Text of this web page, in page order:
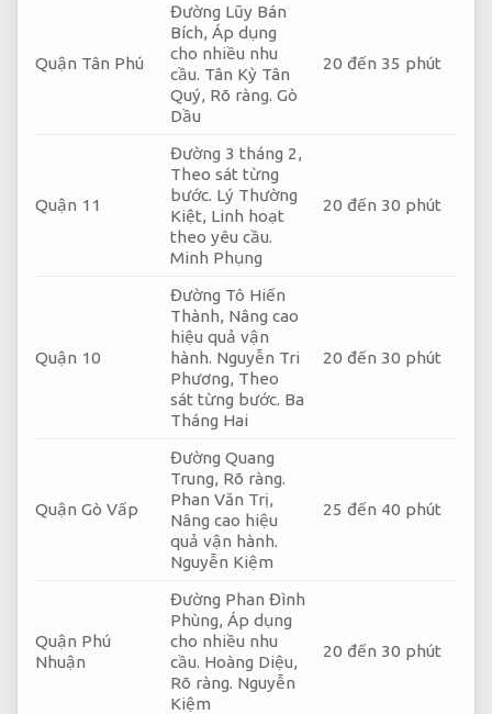
Quận Tân Phú
Đường Lũy Bán
Bích, Áp dụng
cho nhiều nhu
cầu. Tân Kỳ Tân
Quý, Rõ ràng. Gò
Dầu
20 đến 35 phút
Quận 11
Đường 3 tháng 2,
Theo sát từng
bước. Lý Thường
Kiệt, Linh hoạt
theo yêu cầu.
Minh Phụng
20 đến 30 phút
Quận 10
Đường Tô Hiến
Thành, Nâng cao
hiệu quả vận
hành. Nguyễn Tri
Phương, Theo
sát từng bước. Ba
Tháng Hai
20 đến 30 phút
Quận Gò Vấp
Đường Quang
Trung, Rõ ràng.
Phan Văn Trị,
Nâng cao hiệu
quả vận hành.
Nguyễn Kiệm
25 đến 40 phút
Quận Phú
Nhuận
Đường Phan Đình
Phùng, Áp dụng
cho nhiều nhu
cầu. Hoàng Diệu,
Rõ ràng. Nguyễn
Kiệm
20 đến 30 phút